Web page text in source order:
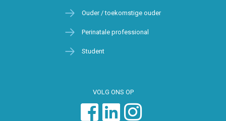
Ouder / toekomstige ouder
Perinatale professional
Student
VOLG ONS OP